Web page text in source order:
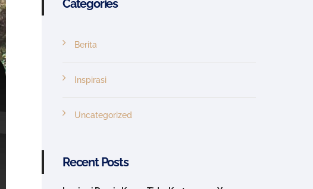
Categories
Berita
Inspirasi
Uncategorized
Recent Posts